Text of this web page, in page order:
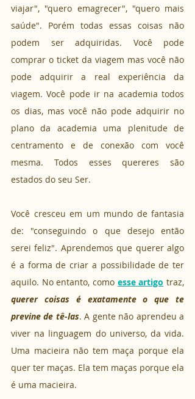
viajar", "quero emagrecer", "quero mais
saúde". Porém todas essas coisas não
podem ser adquiridas. Você pode
comprar o ticket da viagem mas você não
pode adquirir a real experiência da
viagem. Você pode ir na academia todos
os dias, mas você não pode adquirir no
plano da academia uma plenitude de
centramento e de conexão com você
mesma. Todos esses quereres são
estados do seu Ser.
Você cresceu em um mundo de fantasia
de: "conseguindo o que desejo então
serei feliz". Aprendemos que querer algo
é a forma de criar a possibilidade de ter
aquilo. No entanto, como esse artigo
querer coisas é exatamente o que te
previne de tê-las. A gente não aprendeu a
viver na linguagem do universo, da vida.
Uma macieira não tem maça porque ela
quer ter maças. Ela tem maças porque ela
é uma macieira.